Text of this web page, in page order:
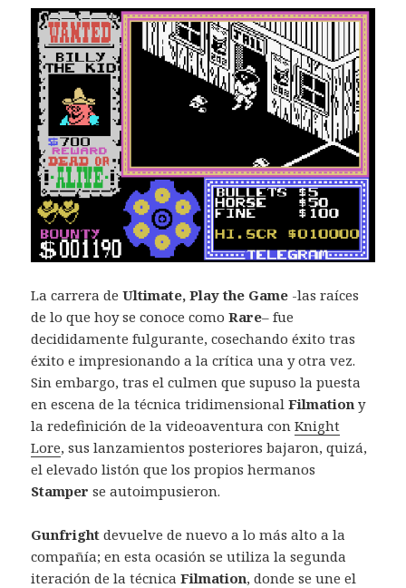
La carrera deUltimate, Play the Game -las raíces
de lo que hoy se conoce comoRare– fue
decididamente fulgurante, cosechando éxito tras
éxito e impresionando a la crítica una y otra vez.
Sin embargo, tras el culmen que supuso la puesta
en escena de la técnica tridimensionalFilmation y
la redefinición de la videoaventura conKnight
Lore, sus lanzamientos posteriores bajaron, quizá,
el elevado listón que los propios hermanos
Stamper se autoimpusieron.
Gunfright devuelve de nuevo a lo más alto a la
compañía; en esta ocasión se utiliza la segunda
iteración de la técnicaFilmation, donde se une el